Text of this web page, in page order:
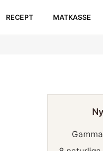
RECEPT MATKASSE